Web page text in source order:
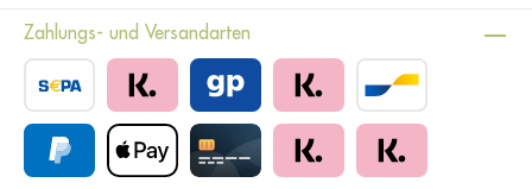
Zahlungs- und Versandarten